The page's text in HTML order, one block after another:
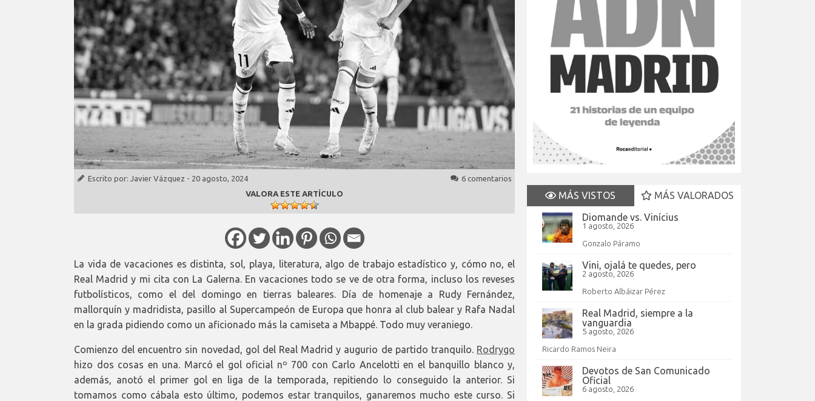
Escrito por: Javier Vázquez - 20 agosto, 2024
6 comentarios
VALORA ESTE ARTÍCULO
La vida de vacaciones es distinta, sol, playa, literatura, algo de trabajo estadístico y, cómo no, el
Real Madrid y mi cita con La Galerna. En vacaciones todo se ve de otra forma, incluso los reveses
futbolísticos, como el del domingo en tierras baleares. Día de homenaje a Rudy Fernández,
mallorquín y madridista, pasillo al Supercampeón de Europa que honra al club balear y Rafa Nadal
en la grada pidiendo como un aficionado más la camiseta a Mbappé. Todo muy veraniego.
Comienzo del encuentro sin novedad, gol del Real Madrid y augurio de partido tranquilo. Rodrygo
hizo dos cosas en una. Marcó el gol oficial nº 700 con Carlo Ancelotti en el banquillo blanco y,
además, anotó el primer gol en liga de la temporada, repitiendo lo conseguido la anterior. Si
tomamos como cábala esto último, podemos estar tranquilos, ganaremos mucho este curso. Si
MÁS VISTOS
MÁS VALORADOS
Diomande vs. Vinícius
1 agosto, 2026
Gonzalo Páramo
Vini, ojalá te quedes, pero
2 agosto, 2026
Roberto Albáizar Pérez
Real Madrid, siempre a la
vanguardia
5 agosto, 2026
Ricardo Ramos Neira
Devotos de San Comunicado
Oficial
6 agosto, 2026